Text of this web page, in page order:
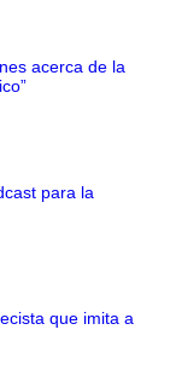
acerca de la
para la
que imita a